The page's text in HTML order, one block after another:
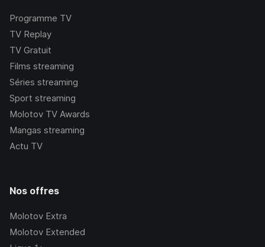
Programme TV
TV Replay
TV Gratuit
Films streaming
Séries streaming
Sport streaming
Molotov TV Awards
Mangas streaming
Actu TV
Nos offres
Molotov Extra
Molotov Extended